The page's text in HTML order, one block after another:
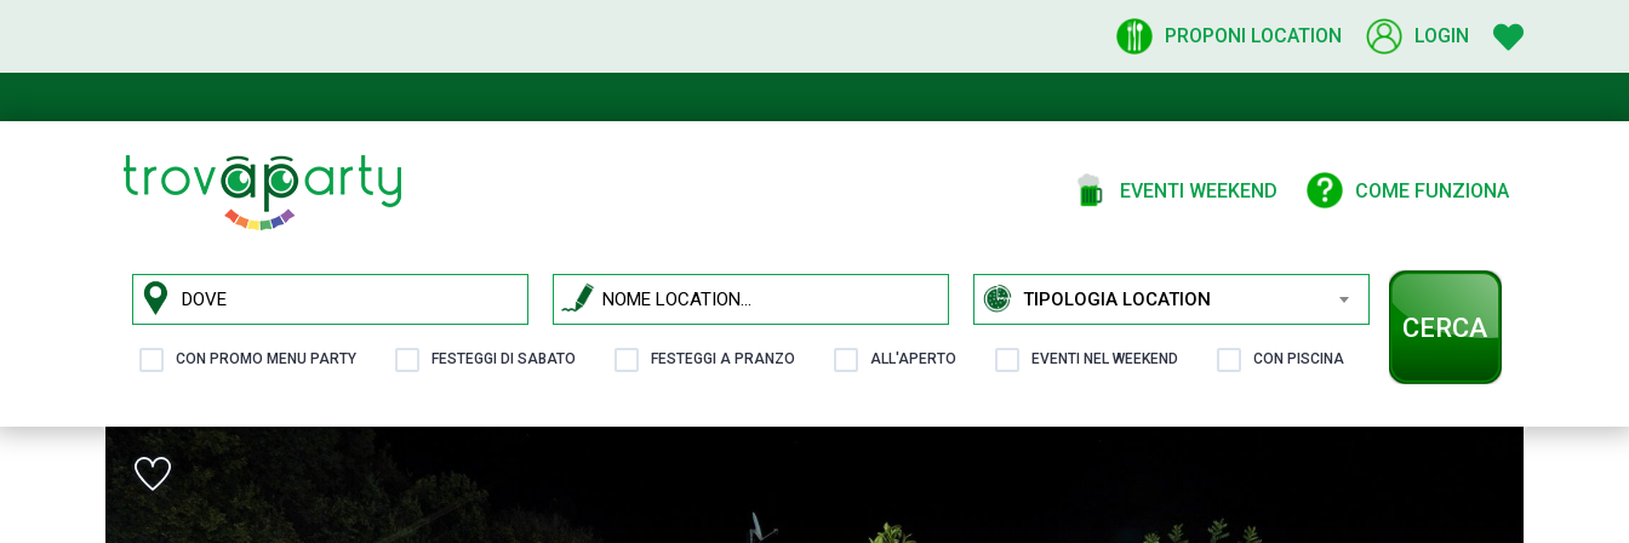
PROPONI LOCATION LOGIN
EVENTI WEEKEND COME FUNZIONA
TIPOLOGIA LOCATION
CON PROMO MENU PARTY FESTEGGI DI SABATO FESTEGGI A PRANZO ALL'APERTO EVENTI NEL WEEKEND CON PISCINA
CERCA